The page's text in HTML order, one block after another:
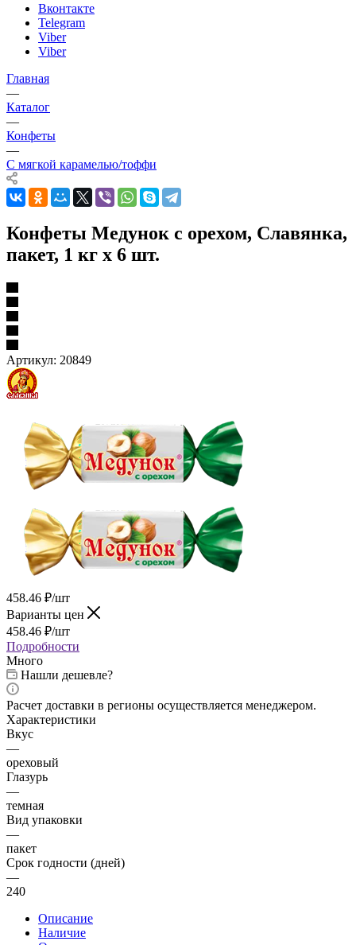
Вконтакте
Telegram
Viber
Viber
Главная
—
Каталог
—
Конфеты
—
С мягкой карамелью/тоффи
Конфеты Медунок с орехом, Славянка,
пакет, 1 кг х 6 шт.
Артикул: 20849
458.46 ₽/шт
Варианты цен
458.46 ₽/шт
Подробности
Много
Нашли дешевле?
Расчет доставки в регионы осуществляется менеджером.
Характеристики
Вкус
—
ореховый
Глазурь
—
темная
Вид упаковки
—
пакет
Срок годности (дней)
—
240
Описание
Наличие